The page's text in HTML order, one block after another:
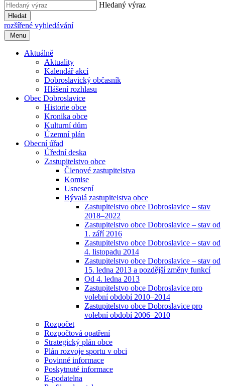
Hledaný výraz
Hledat
rozšířené vyhledávání
Menu
Aktuálně
Aktuality
Kalendář akcí
Dobroslavický občasník
Hlášení rozhlasu
Obec Dobroslavice
Historie obce
Kronika obce
Kulturní dům
Územní plán
Obecní úřad
Úřední deska
Zastupitelstvo obce
Členové zastupitelstva
Komise
Usnesení
Bývalá zastupitelstva obce
Zastupitelstvo obce Dobroslavice – stav
2018–2022
Zastupitelstvo obce Dobroslavice – stav od
1. září 2016
Zastupitelstvo obce Dobroslavice – stav od
4. listopadu 2014
Zastupitelstvo obce Dobroslavice – stav od
15. ledna 2013 a pozdější změny funkcí
Od 4. ledna 2013
Zastupitelstvo obce Dobroslavice pro
volební období 2010–2014
Zastupitelstvo obce Dobroslavice pro
volební období 2006–2010
Rozpočet
Rozpočtová opatření
Strategický plán obce
Plán rozvoje sportu v obci
Povinné informace
Poskytnuté informace
E-podatelna